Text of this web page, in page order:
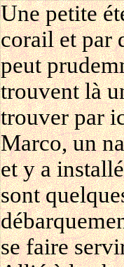
Une petite
corail et par
peut
trouvent là
trouver par
Marco, un
et y a
sont
se faire